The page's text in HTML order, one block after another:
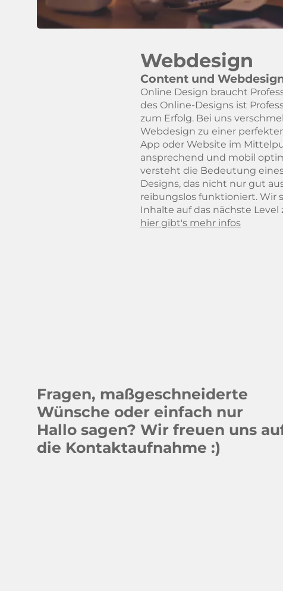
Webdesign
Content und
Online Design braucht
des Online-Designs ist
zum Erfolg. Bei uns
Webdesign zu einer
App oder Website im
ansprechend und mobil
versteht die Bedeutung
Designs, das nicht nur gut
reibungslos funktioniert. Wir
Inhalte auf das nächste Level
hier gibt's mehr infos
Fragen, maßgeschneiderte
Wünsche oder einfach nur
Hallo sagen? Wir freuen uns
die Kontaktaufnahme :)